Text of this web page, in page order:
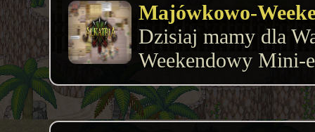
Majówkowo-
​​​​​​Dzisiaj mamy dla
Weekendowy Mini-
godzinie 9:00 i
9:00. Na czas trwa...